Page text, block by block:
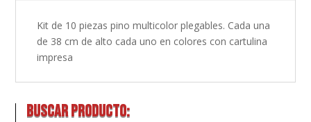
Kit de 10 piezas pino multicolor plegables. Cada una
de 38 cm de alto cada uno en colores con cartulina
impresa
Buscar producto: